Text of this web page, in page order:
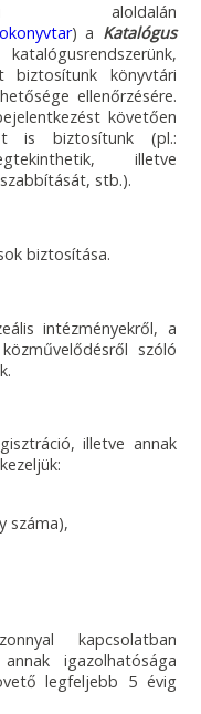
aloldalán
) a Katalógus
biztosítunk könyvtári
ellenőrzésére.
követően
is biztosítunk (pl.:
illetve
stb.).
biztosítása.
intézményekről, a
szóló
illetve annak
száma),
kapcsolatban
igazolhatósága
legfeljebb 5 évig